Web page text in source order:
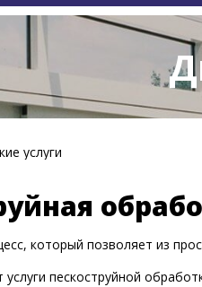
услуги
который позволяет из
услуги пескоструйной